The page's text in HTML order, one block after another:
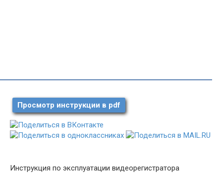
Просмотр инструкции в pdf
Инструкция по эксплуатации видеорегистратора